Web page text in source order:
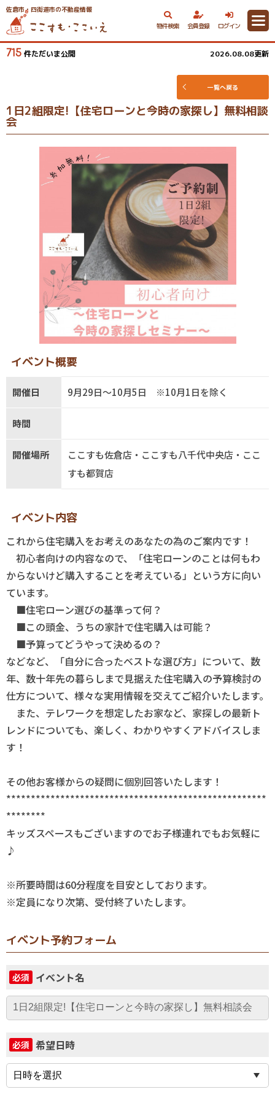
佐倉市・四街道市の不動産情報
物件検索
会員登録 ログイン
715 件ただいま公開 2026.08.08更新
一覧へ戻る
1日2組限定!【住宅ローンと今時の家探し】無料相談
会
イベント概要
開催日 9月29日～10月5日 ※10月1日を除く
時間
開催場所
ここすも佐倉店・ここすも八千代中央店・ここ
すも都賀店
イベント内容
これから住宅購入をお考えのあなたの為のご案内です！
初心者向けの内容なので、「住宅ローンのことは何もわ
からないけど購入することを考えている」という方に向い
ています。
■住宅ローン選びの基準って何？
■この頭金、うちの家計で住宅購入は可能？
■予算ってどうやって決めるの？
などなど、「自分に合ったベストな選び方」について、数
年、数十年先の暮らしまで見据えた住宅購入の予算検討の
仕方について、様々な実用情報を交えてご紹介いたします。
また、テレワークを想定したお家など、家探しの最新ト
レンドについても、楽しく、わかりやすくアドバイスしま
す！
その他お客様からの疑問に個別回答いたします！
*****************************************************
********
キッズスペースもございますのでお子様連れでもお気軽に
♪
※所要時間は60分程度を目安としております。
※定員になり次第、受付終了いたします。
イベント予約フォーム
必須 イベント名
必須 希望日時